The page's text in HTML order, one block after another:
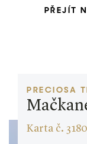
PŘEJÍT
PRECIOSA
Karta č. 3180